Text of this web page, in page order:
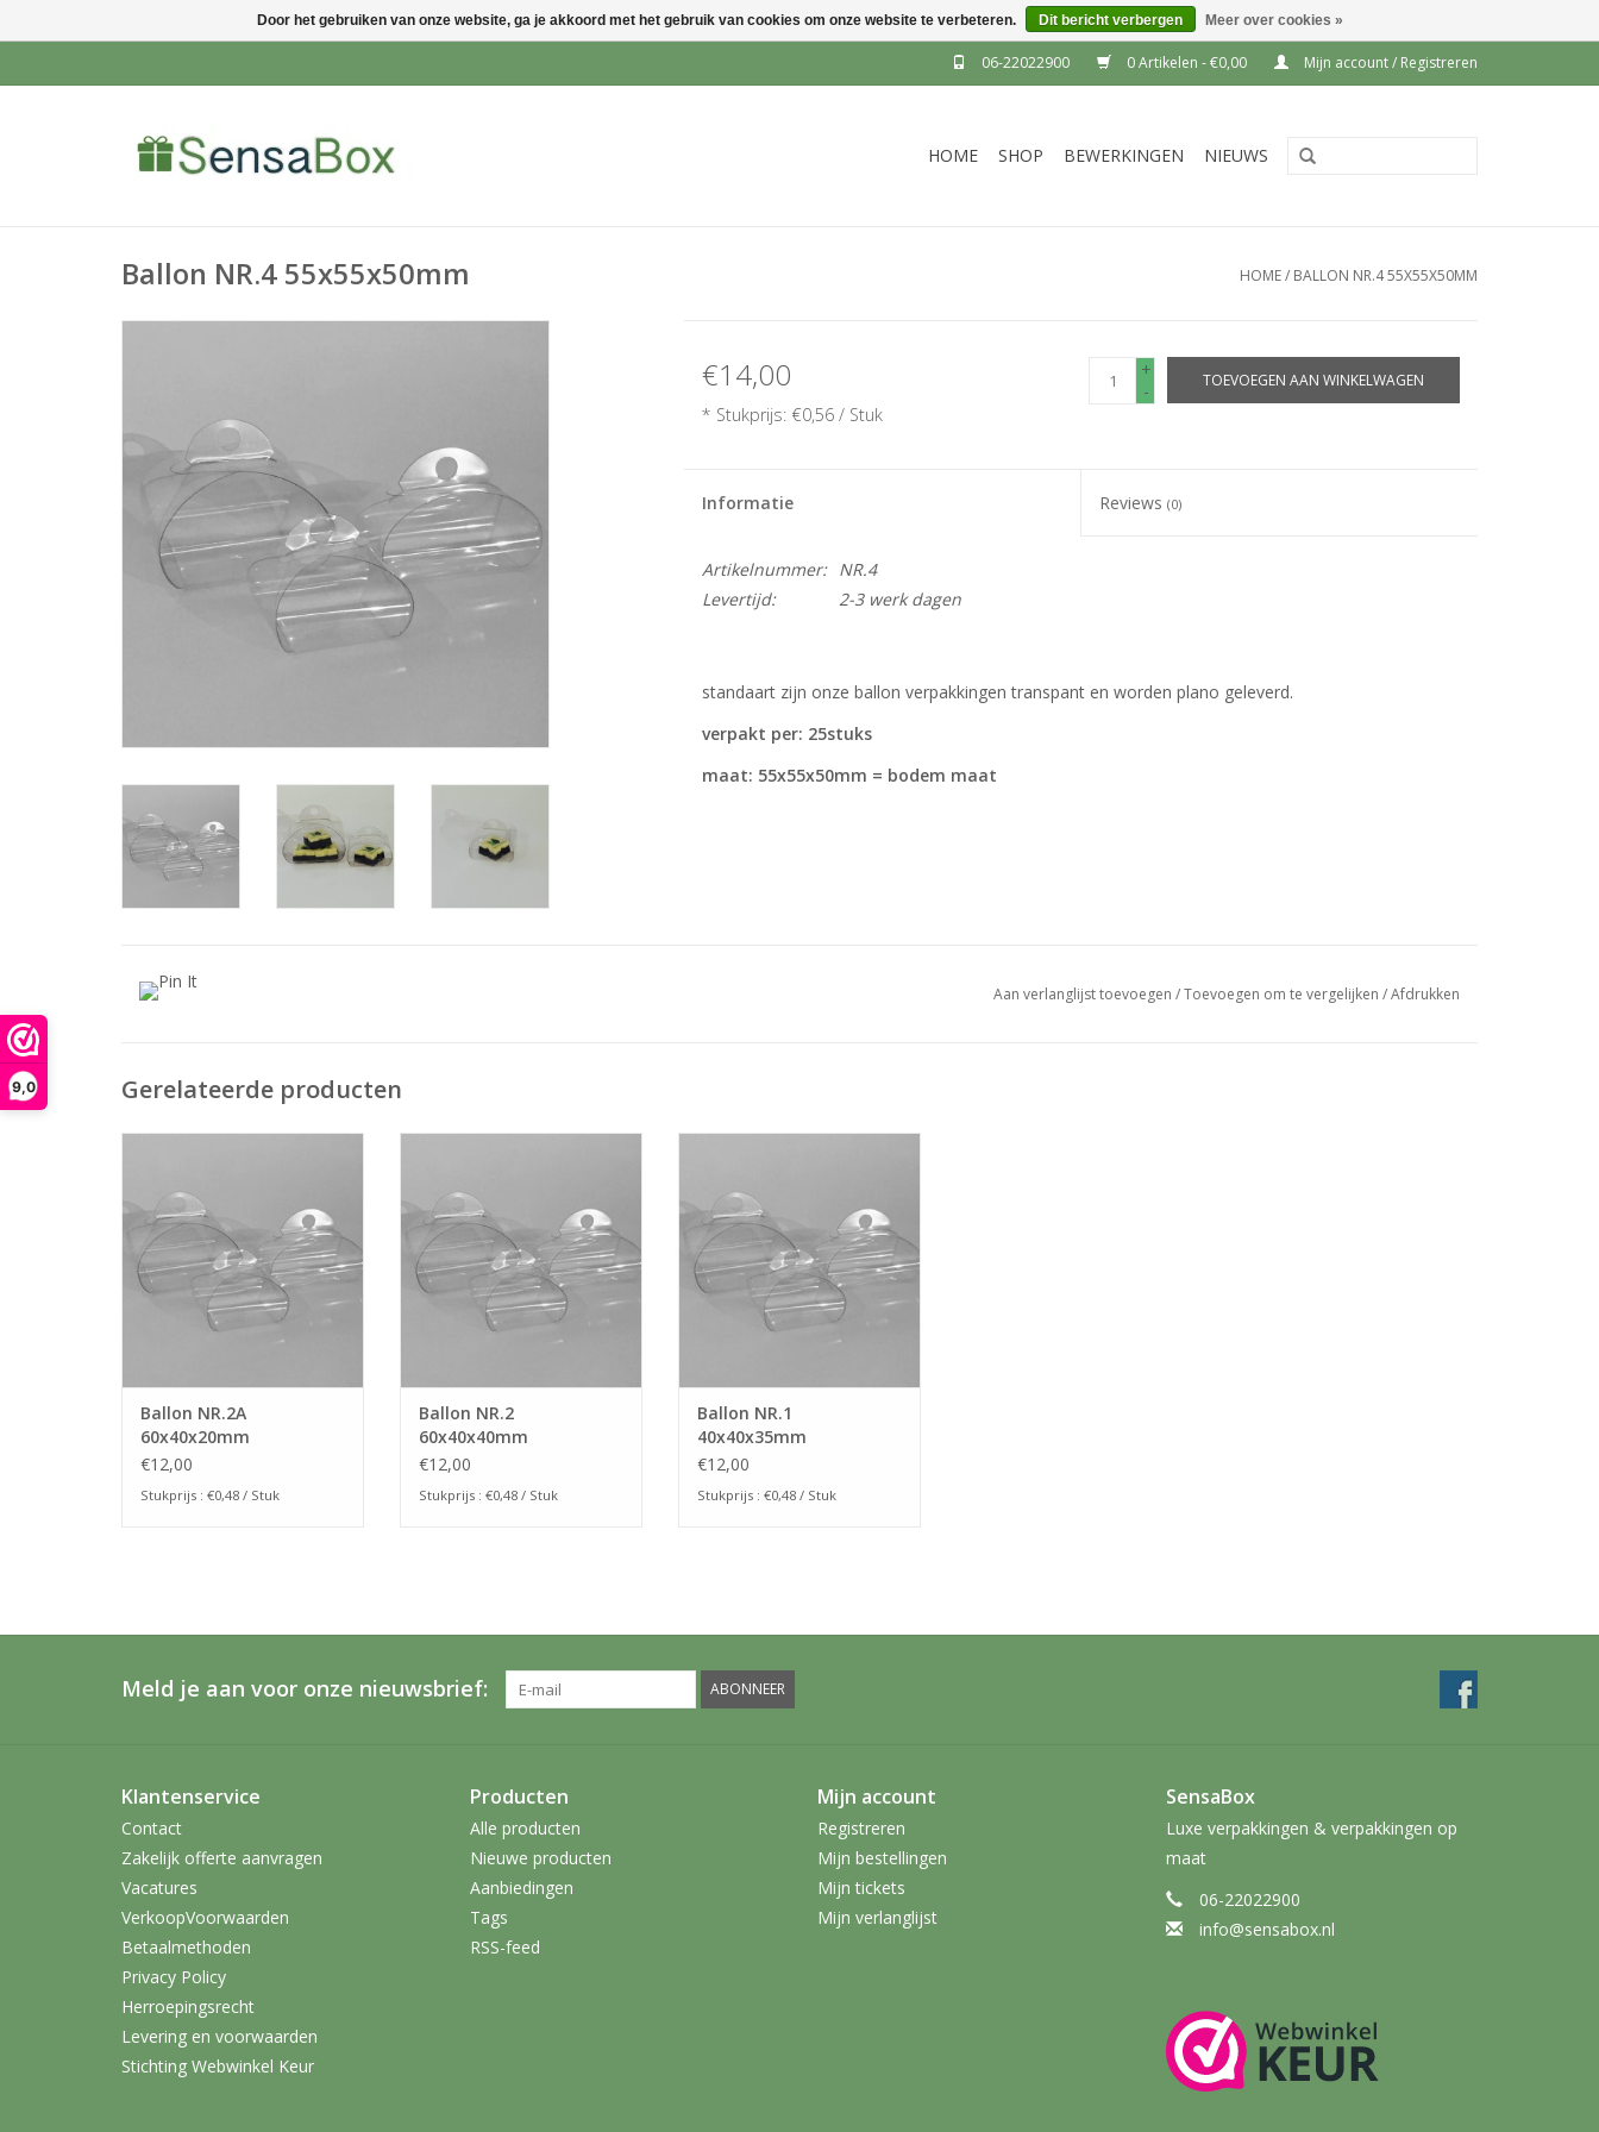
9,0
06-22022900 0 Artikelen - €0,00 Mijn account / Registreren
HOME SHOP BEWERKINGEN NIEUWS
Ballon NR.4 55x55x50mm HOME/ BALLON NR.4 55X55X50MM
€14,00
* Stukprijs: €0,56 / Stuk
+
-
TOEVOEGEN AAN WINKELWAGEN
Informatie Reviews(0)
Artikelnummer:
NR.4
Levertijd:
2-3 werk dagen
standaart zijn onze ballon verpakkingen transpant en worden plano geleverd.
verpakt per: 25stuks
maat: 55x55x50mm = bodem maat
Aan verlanglijst toevoegen /Toevoegen om te vergelijken /Afdrukken
Gerelateerde producten
Ballon NR.2A
60x40x20mm
€12,00
Stukprijs : €0,48 / Stuk
Ballon NR.2
60x40x40mm
€12,00
Stukprijs : €0,48 / Stuk
Ballon NR.1
40x40x35mm
€12,00
Stukprijs : €0,48 / Stuk
Meld je aan voor onze nieuwsbrief: ABONNEER
Klantenservice
Contact
Zakelijk offerte aanvragen
Vacatures
VerkoopVoorwaarden
Betaalmethoden
Privacy Policy
Herroepingsrecht
Levering en voorwaarden
Stichting Webwinkel Keur
Producten
Alle producten
Nieuwe producten
Aanbiedingen
Tags
RSS-feed
Mijn account
Registreren
Mijn bestellingen
Mijn tickets
Mijn verlanglijst
SensaBox
Luxe verpakkingen & verpakkingen op
maat
06-22022900
info@sensabox.nl
Door het gebruiken van onze website, ga je akkoord met het gebruik van cookies om onze website te verbeteren. Dit bericht verbergen Meer over cookies »